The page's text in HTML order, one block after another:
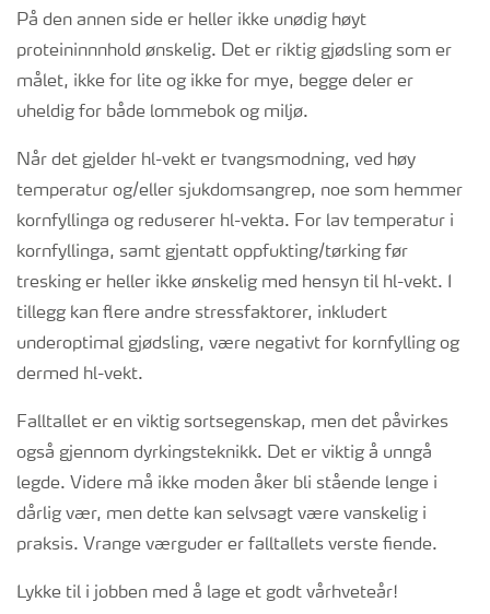
På den annen side er heller ikke unødig høyt
proteininnnhold ønskelig. Det er riktig gjødsling som er
målet, ikke for lite og ikke for mye, begge deler er
uheldig for både lommebok og miljø.
Når det gjelder hl-vekt er tvangsmodning, ved høy
temperatur og/eller sjukdomsangrep, noe som hemmer
kornfyllinga og reduserer hl-vekta. For lav temperatur i
kornfyllinga, samt gjentatt oppfukting/tørking før
tresking er heller ikke ønskelig med hensyn til hl-vekt. I
tillegg kan flere andre stressfaktorer, inkludert
underoptimal gjødsling, være negativt for kornfylling og
dermed hl-vekt.
Falltallet er en viktig sortsegenskap, men det påvirkes
også gjennom dyrkingsteknikk. Det er viktig å unngå
legde. Videre må ikke moden åker bli stående lenge i
dårlig vær, men dette kan selvsagt være vanskelig i
praksis. Vrange værguder er falltallets verste fiende.
Lykke til i jobben med å lage et godt vårhveteår!